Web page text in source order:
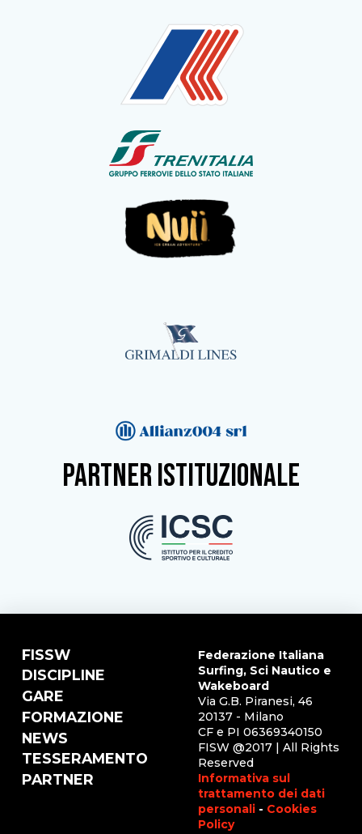
partner istituzionale
FISSW
DISCIPLINE
GARE
FORMAZIONE
NEWS
TESSERAMENTO
PARTNER
Federazione Italiana
Surfing, Sci Nautico e
Wakeboard
Via G.B. Piranesi, 46
20137 - Milano
CF e PI 06369340150
FISW @2017 | All Rights
Reserved
Informativa sul
trattamento dei dati
personali - Cookies
Policy